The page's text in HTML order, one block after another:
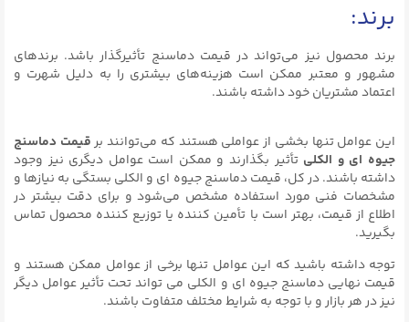
برند:
برند محصول نیز می‌تواند در قیمت دماسنج تأثیرگذار باشد. برندهای
مشهور و معتبر ممکن است هزینه‌های بیشتری را به دلیل شهرت و
اعتماد مشتریان خود داشته باشند.
این عوامل تنها بخشی از عواملی هستند که می‌توانند برقیمت دماسنج
جیوه ای و الکلی تأثیر بگذارند و ممکن است عوامل دیگری نیز وجود
داشته باشند. در کل، قیمت دماسنج جیوه ای و الکلی بستگی به نیازها و
مشخصات فنی مورد استفاده مشخص می‌شود و برای دقت بیشتر در
اطلاع از قیمت، بهتر است با تأمین کننده یا توزیع کننده محصول تماس
بگیرید.
توجه داشته باشید که این عوامل تنها برخی از عوامل ممکن هستند و
قیمت نهایی دماسنج جیوه ای و الکلی می تواند تحت تأثیر عوامل دیگر
نیز در هر بازار و با توجه به شرایط مختلف متفاوت باشند.